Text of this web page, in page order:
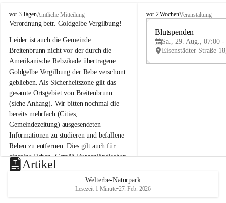
B
r
i
t
e
n
b
r
u
n
n
a
m
N
e
u
s
d
vor 3 TagenAmtliche Mitteilung
Verordnung betr. Goldgelbe Vergilbung!
Leider ist auch die Gemeinde
Breitenbrunn nicht vor der durch die
Amerikanische Rebzikade übertragene
Goldgelbe Vergilbung der Rebe verschont
geblieben. Als Sicherheitszone gilt das
gesamte Ortsgebiet von Breitenbrunn
(siehe Anhang). Wir bitten nochmal die
bereits mehrfach (Cities,
Gemeindezeitung) ausgesendeten
Informationen zu studieren und befallene
Reben zu entfernen. Dies gilt auch für
einzelne Reben. Gemäß Burgenländischen
Weinbaugesetz sind nicht gepflegte oder
unzulässige Weingärten zu roden! Bitte
helfen wir zusammen um unsere Winzer
vor den prognostizierten Ernteausfällen
B
e
u
e
d
vor 2 WochenVeranstaltung
Blutspenden
Sa., 29. Aug., 07:00 -
Artikel
Welterbe-Naturpark
Lesezeit 1 Minute•27. Feb. 2026